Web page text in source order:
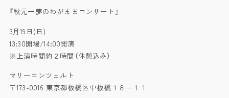
『秋元一夢のわがままコンサート』
3月19日(日)
13:30開場/14:00開演
※上演時間約２時間（休憩込み）
マリーコンツェルト
〒173-0016 東京都板橋区中板橋１８−１１